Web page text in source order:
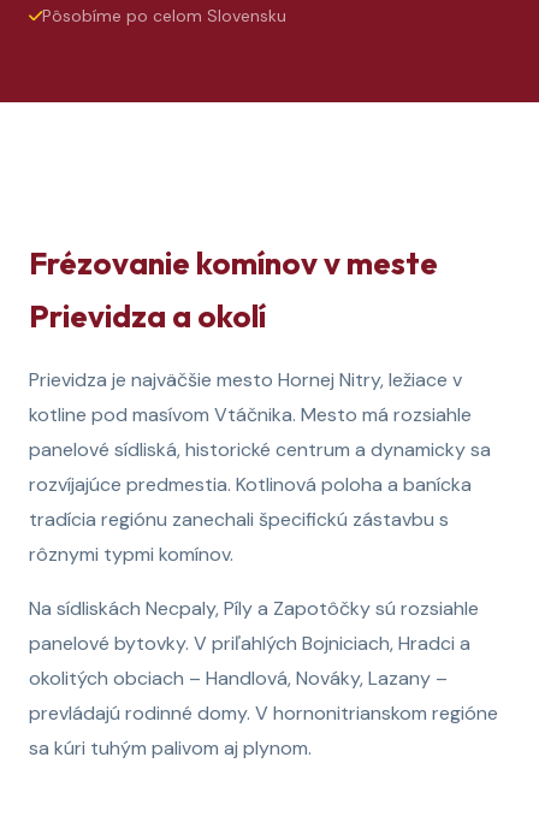
Pôsobíme po celom Slovensku
Frézovanie komínov v meste
Prievidza a okolí
Prievidza je najväčšie mesto Hornej Nitry, ležiace v
kotline pod masívom Vtáčnika. Mesto má rozsiahle
panelové sídliská, historické centrum a dynamicky sa
rozvíjajúce predmestia. Kotlinová poloha a banícka
tradícia regiónu zanechali špecifickú zástavbu s
rôznymi typmi komínov.
Na sídliskách Necpaly, Píly a Zapotôčky sú rozsiahle
panelové bytovky. V priľahlých Bojniciach, Hradci a
okolitých obciach – Handlová, Nováky, Lazany –
prevládajú rodinné domy. V hornonitrianskom regióne
sa kúri tuhým palivom aj plynom.